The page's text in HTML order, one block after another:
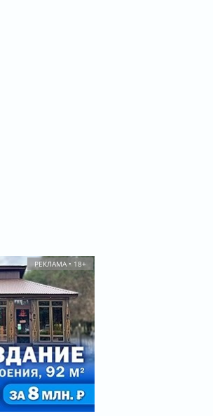
РЕКЛАМА • 18+